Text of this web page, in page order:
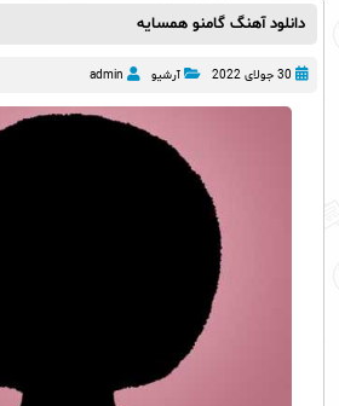
دانلود آهنگ گامنو همسایه
30 جولای 2022 آرشیو admin